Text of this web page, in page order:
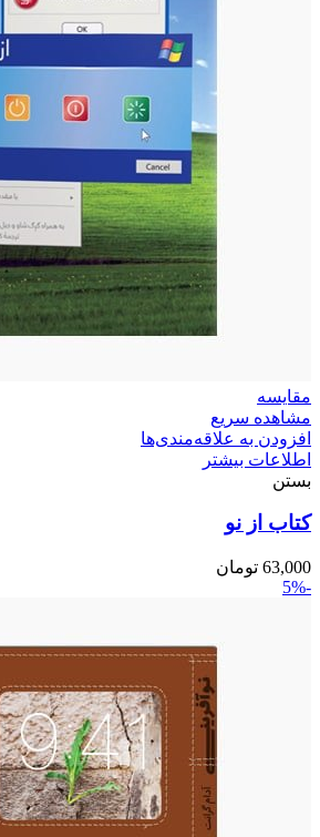
مقایسه
مشاهده سریع
افزودن به علاقه‌مندی‌ها
اطلاعات بیشتر
بستن
کتاب از نو
63,000 تومان
-5%